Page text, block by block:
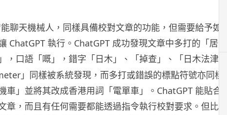
聊天機械人，同樣具備校對文章的功能，但需要給予如
ChatGPT 執行。ChatGPT 成功發現文章中多打的「居住
」，口語「嘅」，錯字「日木」、「掉查」、「日木法津」
」同樣被系統發現，而多打或錯誤的標點符號亦同樣被
車」並將其改成香港用詞「電單車」。ChatGPT 能貼合原
章，而且有任何需要都能透過指令執行校對要求。但比較